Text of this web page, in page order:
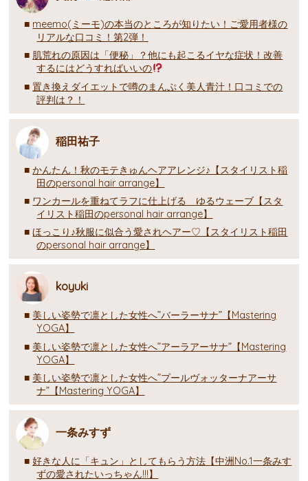
meemo(ミーモ)の本当のところが知りたい！ご愛用者様の
リアルな口コミ！第2弾！
肌荒れの原因は「便秘」？他にも起こるイヤな症状！改善
するにはどうすればいいの
置き換えダイエットで噂のまんぷく美人青汁！口コミでの
評判は？！
稲田祐子
かんたん！秋のモテきゅんヘアアレンジ♪【スタイリスト稲
田のpersonal hair arrange】
ワンカールを重ねてラフに仕上げる ゆるウェーブ【スタ
イリスト稲田のpersonal hair arrange】
ほっこり♪秋服に似合う愛されヘアー♡【スタイリスト稲田
のpersonal hair arrange】
koyuki
美しい姿勢で凛とした女性へ”バーラーサナ”【Mastering
YOGA】
美しい姿勢で凛とした女性へ”アーラアーサナ”【Mastering
YOGA】
美しい姿勢で凛とした女性へ”プールヴォッターナアーサ
ナ”【Mastering YOGA】
一条みすず
好きな人に「キュン」としてもらう方法【中洲No.1一条みす
ずの愛されたいっちゃん!!!】